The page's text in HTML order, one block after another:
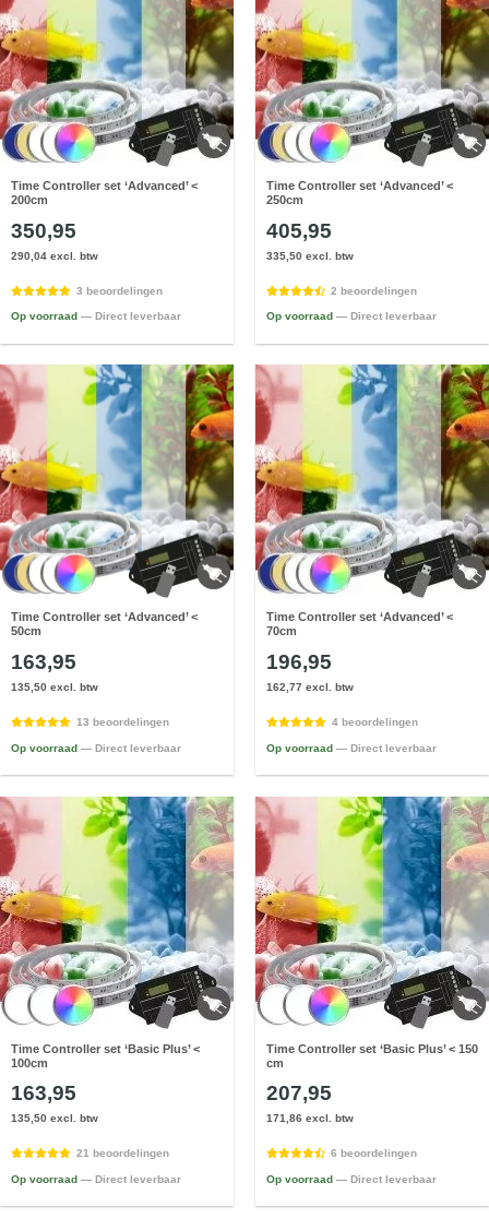
Time Controller set ‘Advanced’ <
200cm
350,95
290,04 excl. btw
3 beoordelingen
Op voorraad — Direct leverbaar
Time Controller set ‘Advanced’ <
250cm
405,95
335,50 excl. btw
2 beoordelingen
Op voorraad — Direct leverbaar
Time Controller set ‘Advanced’ <
50cm
163,95
135,50 excl. btw
13 beoordelingen
Op voorraad — Direct leverbaar
Time Controller set ‘Advanced’ <
70cm
196,95
162,77 excl. btw
4 beoordelingen
Op voorraad — Direct leverbaar
Time Controller set ‘Basic Plus’ <
100cm
163,95
135,50 excl. btw
21 beoordelingen
Op voorraad — Direct leverbaar
Time Controller set ‘Basic Plus’ < 150
cm
207,95
171,86 excl. btw
6 beoordelingen
Op voorraad — Direct leverbaar